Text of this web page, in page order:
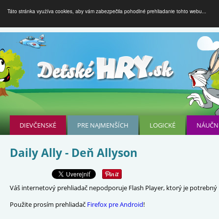
Táto stránka využíva cookies, aby vám zabezpečila pohodlné prehliadanie tohto webu...
DIEVČENSKÉ PRE NAJMENŠÍCH LOGICKÉ
Daily Ally - Deň Allyson
Váš internetový prehliadač nepodporuje Flash Player, ktorý je
Použite prosím prehliadač Firefox pre Android!